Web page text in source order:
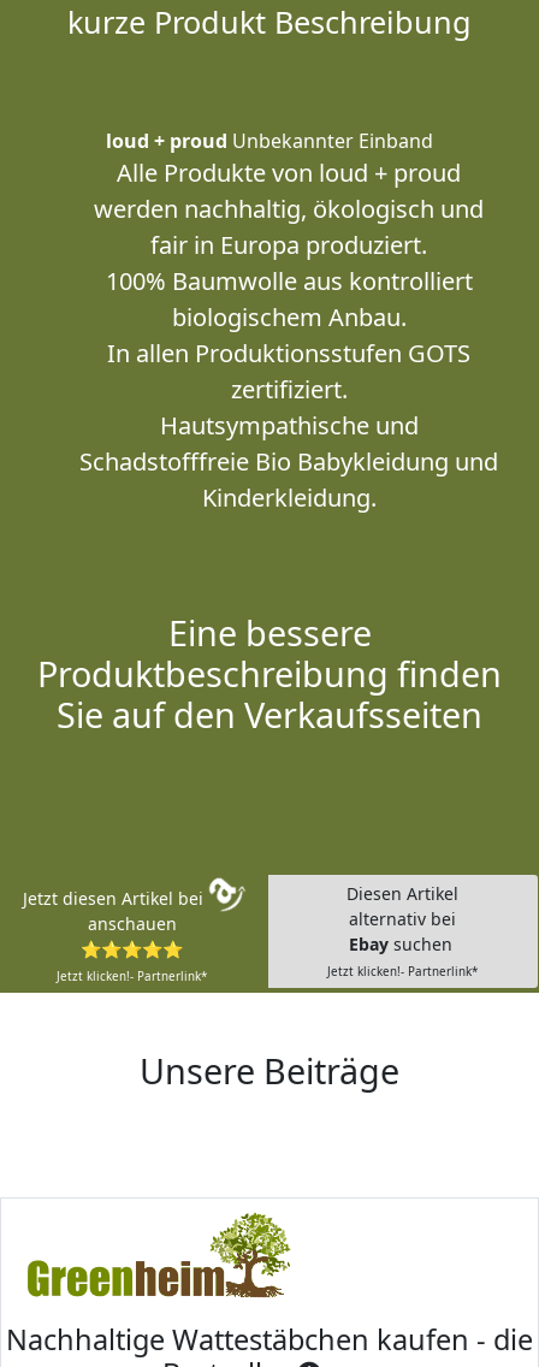
kurze Produkt Beschreibung
loud + proud Unbekannter Einband
Alle Produkte von loud + proud
werden nachhaltig, ökologisch und
fair in Europa produziert.
100% Baumwolle aus kontrolliert
biologischem Anbau.
In allen Produktionsstufen GOTS
zertifiziert.
Hautsympathische und
Schadstofffreie Bio Babykleidung und
Kinderkleidung.
Eine bessere
Produktbeschreibung finden
Sie auf den Verkaufsseiten
Jetzt diesen Artikel bei
anschauen
⭐⭐⭐⭐⭐
Jetzt klicken!- Partnerlink*
Diesen Artikel
alternativ bei
Ebay suchen
Jetzt klicken!- Partnerlink*
Unsere Beiträge
Nachhaltige Wattestäbchen kaufen - die